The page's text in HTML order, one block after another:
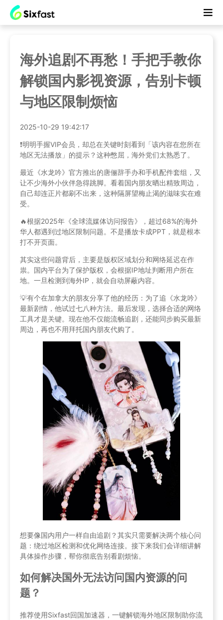
海外追剧不再愁！手把手教你
解锁国内影视资源，告别卡顿
与地区限制烦恼
2025-10-29 19:42:17
❗️明明手握VIP会员，却总在关键时刻看到「该内容在您所在
地区无法播放」的提示？这种憋屈，海外党们太熟悉了。
最近《水龙吟》官方推出的唐俪辞手办和手机配件套组，又
让不少海外小伙伴急得跳脚。看着国内朋友晒出精致周边，
自己却连正片都刷不出来，这种隔屏望梅止渴的滋味实在难
受。
🔥根据2025年《全球流媒体访问报告》，超过68%的海外
华人都遇到过地区限制问题。不是播放卡成PPT，就是根本
打不开页面。
其实这些问题背后，主要是版权区域划分和网络延迟在作
祟。国内平台为了保护版权，会根据IP地址判断用户所在
地。一旦检测到海外IP，就会自动屏蔽内容。
💡有个在加拿大的朋友分享了他的经历：为了追《水龙吟》
最新剧情，他试过七八种方法。最后发现，选择合适的网络
工具才是关键。现在他不仅能流畅追剧，还能同步购买最新
周边，再也不用拜托国内朋友代购了。
想要像国内用户一样自由追剧？其实只需要解决两个核心问
题：绕过地区检测和优化网络连接。接下来我们会详细讲解
具体操作步骤，帮你彻底告别看剧烦恼。
如何解决国外无法访问国内资源的问
题？
推荐使用Sixfast回国加速器，一键解锁海外地区限制助你流